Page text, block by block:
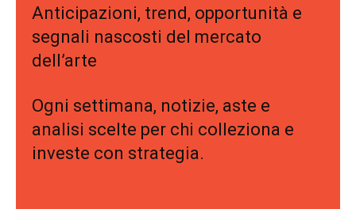
Anticipazioni, trend, opportunità e
segnali nascosti del mercato
dell’arte
Ogni settimana, notizie, aste e
analisi scelte per chi colleziona e
investe con strategia.